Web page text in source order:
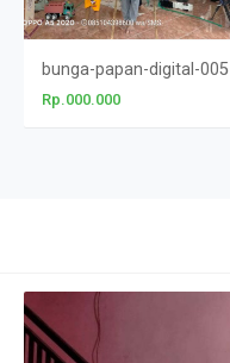
bunga-papan-digital-005
Rp.000.000